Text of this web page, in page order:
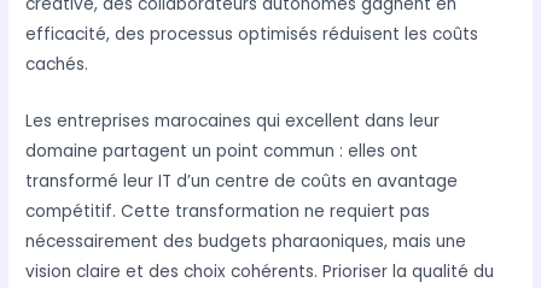
efficacité, des processus optimisés réduisent les coûts
cachés.
Les entreprises marocaines qui excellent dans leur
domaine partagent un point commun : elles ont
transformé leur IT d’un centre de coûts en avantage
compétitif. Cette transformation ne requiert pas
nécessairement des budgets pharaoniques, mais une
vision claire et des choix cohérents. Prioriser la qualité du